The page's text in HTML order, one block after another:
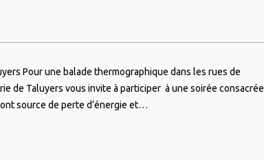
Pour une balade thermographique dans les rues de
de Taluyers vous invite à participer à une soirée consacrée
source de perte d’énergie et…